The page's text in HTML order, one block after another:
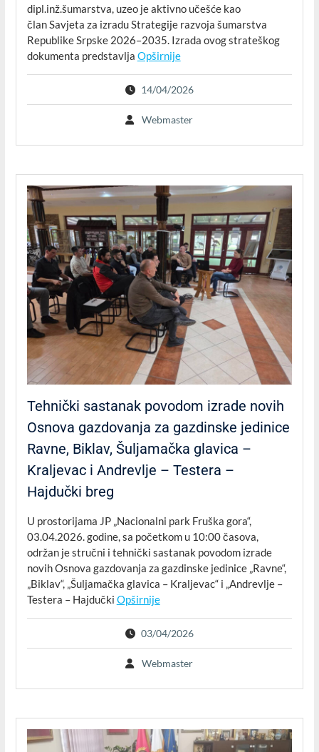
dipl.inž.šumarstva, uzeo je aktivno učešće kao
član Savjeta za izradu Strategije razvoja šumarstva
Republike Srpske 2026–2035. Izrada ovog strateškog
dokumenta predstavlja Opširnije
14/04/2026
Webmaster
Tehnički sastanak povodom izrade novih
Osnova gazdovanja za gazdinske jedinice
Ravne, Biklav, Šuljamačka glavica –
Kraljevac i Andrevlje – Testera –
Hajdučki breg
U prostorijama JP „Nacionalni park Fruška gora“,
03.04.2026. godine, sa početkom u 10:00 časova,
održan je stručni i tehnički sastanak povodom izrade
novih Osnova gazdovanja za gazdinske jedinice „Ravne“,
„Biklav“, „Šuljamačka glavica – Kraljevac“ i „Andrevlje –
Testera – Hajdučki Opširnije
03/04/2026
Webmaster